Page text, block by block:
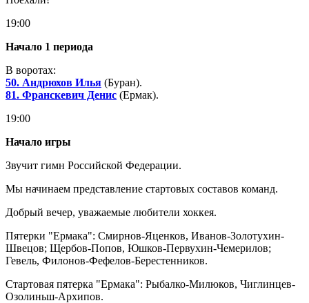
19:00
Начало 1 периода
В воротах:
50. Андрюхов Илья (Буран).
81. Франскевич Денис (Ермак).
19:00
Начало игры
Звучит гимн Российской Федерации.
Мы начинаем представление стартовых составов команд.
Добрый вечер, уважаемые любители хоккея.
Пятерки "Ермака": Смирнов-Яценков, Иванов-Золотухин-
Швецов; Щербов-Попов, Юшков-Первухин-Чемерилов;
Гевель, Филонов-Фефелов-Берестенников.
Стартовая пятерка "Ермака": Рыбалко-Милюков, Чиглинцев-
Озолиньш-Архипов.